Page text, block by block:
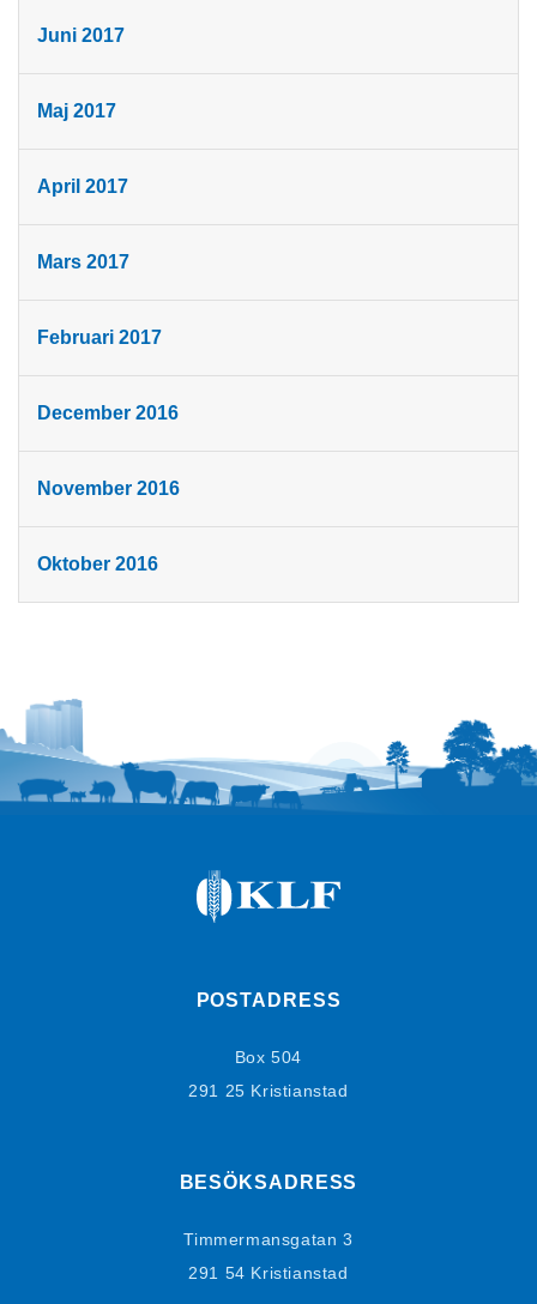
Juni 2017
Maj 2017
April 2017
Mars 2017
Februari 2017
December 2016
November 2016
Oktober 2016
POSTADRESS
Box 504
291 25 Kristianstad
BESÖKSADRESS
Timmermansgatan 3
291 54 Kristianstad